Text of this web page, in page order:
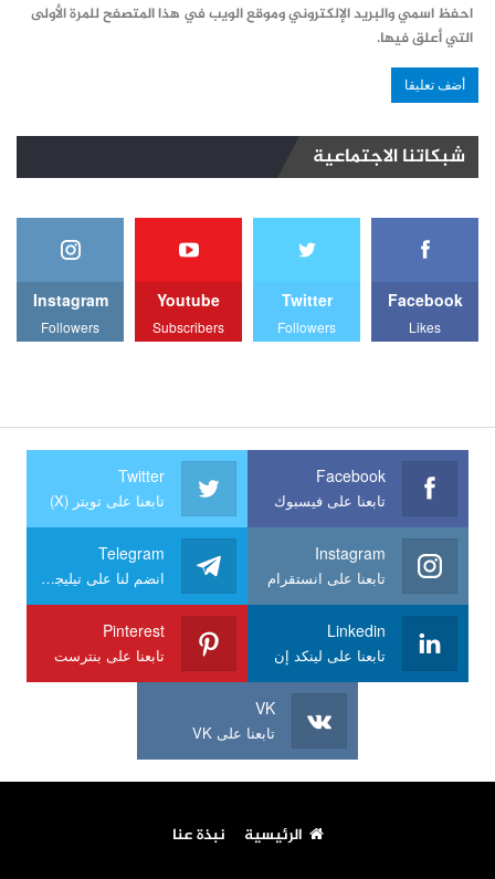
احفظ اسمي والبريد الإلكتروني وموقع الويب في هذا المتصفح للمرة الأولى
التي أعلق فيها.
شبكاتنا الاجتماعية
Facebook
Likes
Twitter
Followers
Youtube
Subscribers
Instagram
Followers
Facebook
تابعنا على فيسبوك
Twitter
تابعنا على تويتر (X)
Instagram
تابعنا على انستقرام
Telegram
انضم لنا على تيليجرام
Linkedin
تابعنا على لينكد إن
Pinterest
تابعنا على بنترست
VK
تابعنا على VK
الرئيسية نبذة عنا